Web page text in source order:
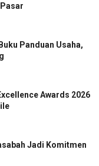
Panduan Usaha,
Awards 2026
Jadi Komitmen